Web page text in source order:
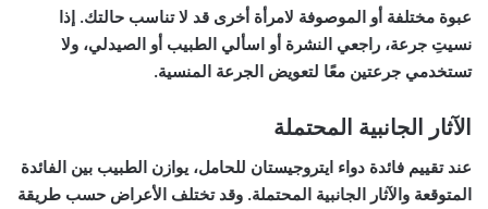
عبوة مختلفة أو الموصوفة لامرأة أخرى قد لا تناسب حالتك. إذا
نسيتِ جرعة، راجعي النشرة أو اسألي الطبيب أو الصيدلي، ولا
تستخدمي جرعتين معًا لتعويض الجرعة المنسية.
الآثار الجانبية المحتملة
عند تقييم فائدة دواء ايتروجيستان للحامل، يوازن الطبيب بين الفائدة
المتوقعة والآثار الجانبية المحتملة. وقد تختلف الأعراض حسب طريقة